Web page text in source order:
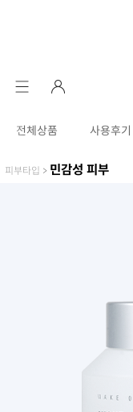
전체상품 사용후기
피부타입 > 민감성 피부